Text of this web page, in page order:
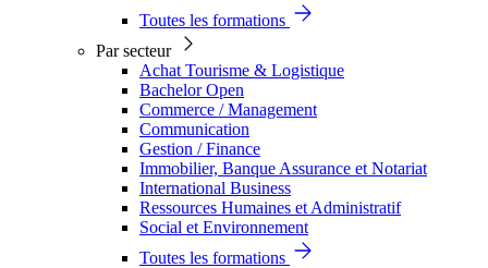
Toutes les formations
Par secteur
Achat Tourisme & Logistique
Bachelor Open
Commerce / Management
Communication
Gestion / Finance
Immobilier, Banque Assurance et Notariat
International Business
Ressources Humaines et Administratif
Social et Environnement
Toutes les formations